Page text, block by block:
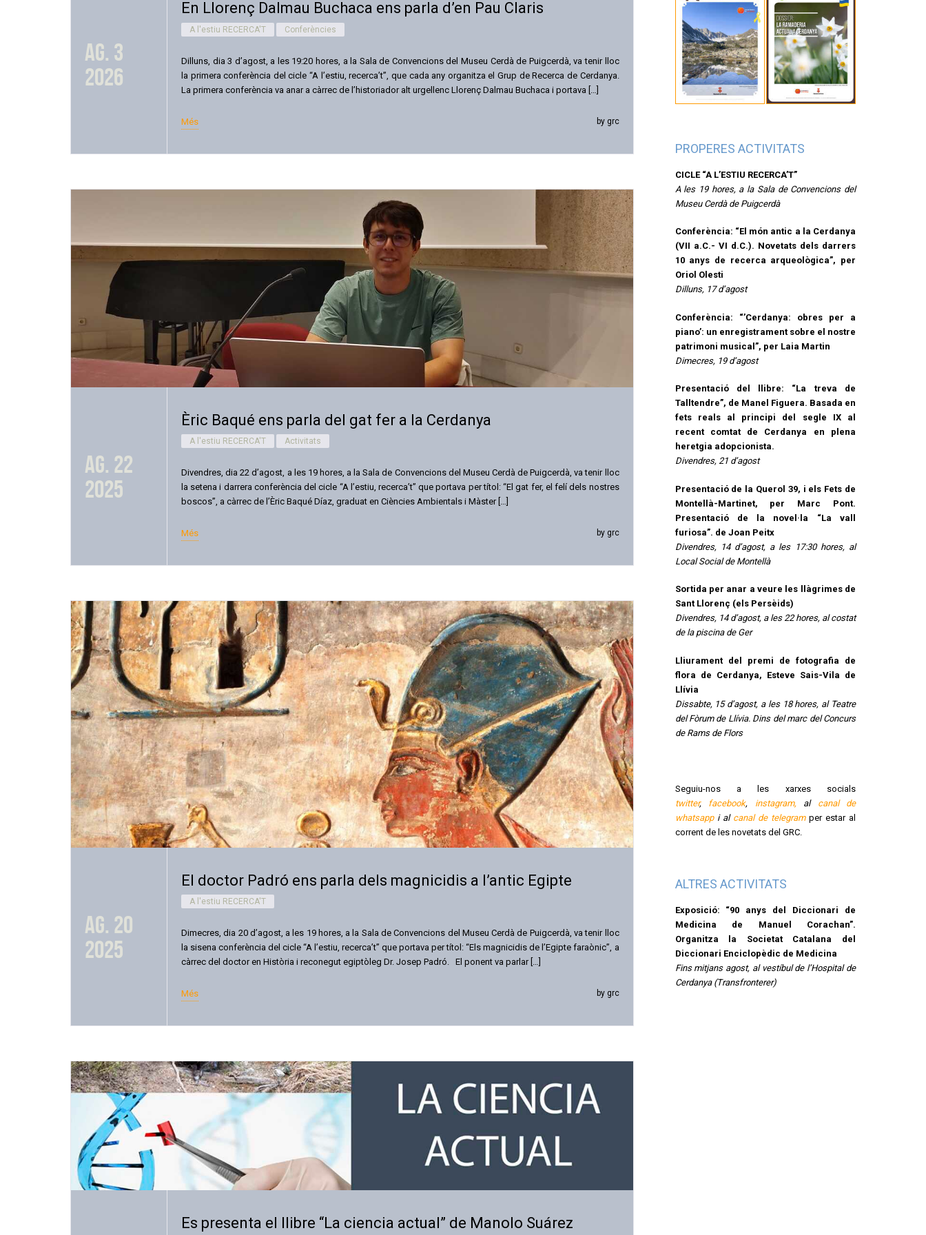
ag. 3
2026
En Llorenç Dalmau Buchaca ens parla d’en Pau Claris
A l'estiu RECERCA'T Conferències
Dilluns, dia 3 d’agost, a les 19:20 hores, a la Sala de Convencions del Museu Cerdà de Puigcerdà, va tenir lloc
la primera conferència del cicle “A l’estiu, recerca’t”, que cada any organitza el Grup de Recerca de Cerdanya.
La primera conferència va anar a càrrec de l’historiador alt urgellenc Llorenç Dalmau Buchaca i portava […]
Més by grc
ag. 22
2025
Èric Baqué ens parla del gat fer a la Cerdanya
A l'estiu RECERCA'T Activitats
Divendres, dia 22 d’agost, a les 19 hores, a la Sala de Convencions del Museu Cerdà de Puigcerdà, va tenir lloc
la setena i darrera conferència del cicle “A l’estiu, recerca’t” que portava per títol: “El gat fer, el felí dels nostres
boscos”, a càrrec de l’Èric Baqué Díaz, graduat en Ciències Ambientals i Màster […]
Més by grc
ag. 20
2025
El doctor Padró ens parla dels magnicidis a l’antic Egipte
A l'estiu RECERCA'T
Dimecres, dia 20 d’agost, a les 19 hores, a la Sala de Convencions del Museu Cerdà de Puigcerdà, va tenir lloc
la sisena conferència del cicle “A l’estiu, recerca’t” que portava per títol: “Els magnicidis de l’Egipte faraònic”, a
càrrec del doctor en Història i reconegut egiptòleg Dr. Josep Padró. El ponent va parlar […]
Més by grc
Es presenta el llibre “La ciencia actual” de Manolo Suárez
PROPERES ACTIVITATS
CICLE “A L’ESTIU RECERCA’T”
A les 19 hores, a la Sala de Convencions del
Museu Cerdà de Puigcerdà
Conferència: “El món antic a la Cerdanya
(VII a.C.- VI d.C.). Novetats dels darrers
10 anys de recerca arqueològica”, per
Oriol Olesti
Dilluns, 17 d’agost
Conferència: “’Cerdanya: obres per a
piano’: un enregistrament sobre el nostre
patrimoni musical”, per Laia Martin
Dimecres, 19 d’agost
Presentació del llibre: “La treva de
Talltendre”, de Manel Figuera. Basada en
fets reals al principi del segle IX al
recent comtat de Cerdanya en plena
heretgia adopcionista.
Divendres, 21 d’agost
Presentació de la Querol 39, i els Fets de
Montellà-Martinet, per Marc Pont.
Presentació de la novel·la “La vall
furiosa”. de Joan Peitx
Divendres, 14 d’agost, a les 17:30 hores, al
Local Social de Montellà
Sortida per anar a veure les llàgrimes de
Sant Llorenç (els Persèids)
Divendres, 14 d’agost, a les 22 hores, al costat
de la piscina de Ger
Lliurament del premi de fotografia de
flora de Cerdanya, Esteve Sais-Vila de
Llívia
Dissabte, 15 d’agost, a les 18 hores, al Teatre
del Fòrum de Llívia. Dins del marc del Concurs
de Rams de Flors
Seguiu-nos a les xarxes socials
twitter, facebook, instagram,al canal de
whatsappi al canal de telegramper estar al
corrent de les novetats del GRC.
ALTRES ACTIVITATS
Exposició: “90 anys del Diccionari de
Medicina de Manuel Corachan”.
Organitza la Societat Catalana del
Diccionari Enciclopèdic de Medicina
Fins mitjans agost, al vestíbul de l’Hospital de
Cerdanya (Transfronterer)